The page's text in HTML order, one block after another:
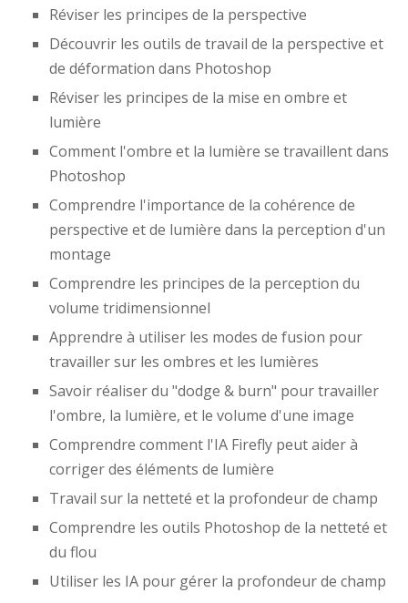
Réviser les principes de la perspective
Découvrir les outils de travail de la perspective et
de déformation dans Photoshop
Réviser les principes de la mise en ombre et
lumière
Comment l'ombre et la lumière se travaillent dans
Photoshop
Comprendre l'importance de la cohérence de
perspective et de lumière dans la perception d'un
montage
Comprendre les principes de la perception du
volume tridimensionnel
Apprendre à utiliser les modes de fusion pour
travailler sur les ombres et les lumières
Savoir réaliser du "dodge & burn" pour travailler
l'ombre, la lumière, et le volume d'une image
Comprendre comment l'IA Firefly peut aider à
corriger des éléments de lumière
Travail sur la netteté et la profondeur de champ
Comprendre les outils Photoshop de la netteté et
du flou
Utiliser les IA pour gérer la profondeur de champ